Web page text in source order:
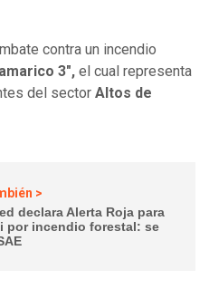
contra un incendio
3", el cual representa
del sector Altos de
>
declara Alerta Roja para
por incendio forestal: se